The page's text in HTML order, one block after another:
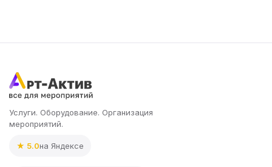
Услуги. Оборудование. Организация
мероприятий.
★ 5.0на Яндексе